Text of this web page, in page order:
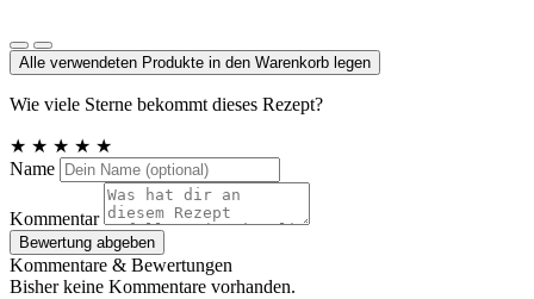
Alle verwendeten Produkte in den Warenkorb legen
Wie viele Sterne bekommt dieses Rezept?
★ ★ ★ ★ ★
Name
Kommentar
Bewertung abgeben
Kommentare & Bewertungen
Bisher keine Kommentare vorhanden.